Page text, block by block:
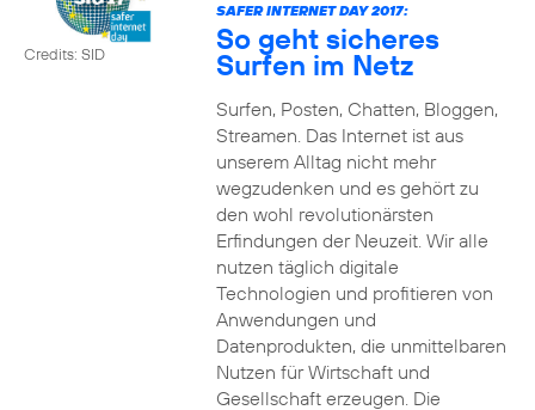
Credits: SID
SAFER INTERNET DAY 2017:
So geht sicheres
Surfen im Netz
Surfen, Posten, Chatten, Bloggen,
Streamen. Das Internet ist aus
unserem Alltag nicht mehr
wegzudenken und es gehört zu
den wohl revolutionärsten
Erfindungen der Neuzeit. Wir alle
nutzen täglich digitale
Technologien und profitieren von
Anwendungen und
Datenprodukten, die unmittelbaren
Nutzen für Wirtschaft und
Gesellschaft erzeugen. Die